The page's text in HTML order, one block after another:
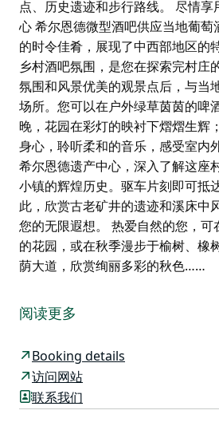
点、历史遗迹和步行路线。 尽情
心 希尔恩德微型酒吧供应当地葡萄
的时令佳肴，展现了中西部地区的
乡村酒吧氛围，是您在探索完村庄
氛围和风景优美的观景点后，与当
场所。您可以在户外绿草茵茵的啤
晚，花园在彩灯的映衬下熠熠生辉
身心，聆听柔和的音乐，感受室内
希尔恩德遗产中心，深入了解这座
小镇的辉煌历史。驱车片刻即可抵
此，欣赏古老矿井的遗迹和溪床中
您的无限遐想。 热爱自然的您，可
的花园，或在秋季漫步于榆树、橡
荫大道，欣赏绚丽多彩的秋色……
村魅力与现代舒适的完美融合，它
间的希尔恩德历史遗址中心地带。
尽情享用美食美酒，放松身心
希尔恩德微型酒吧供应当地葡萄酒
阅读更多
Booking details
访问网站
联系我们